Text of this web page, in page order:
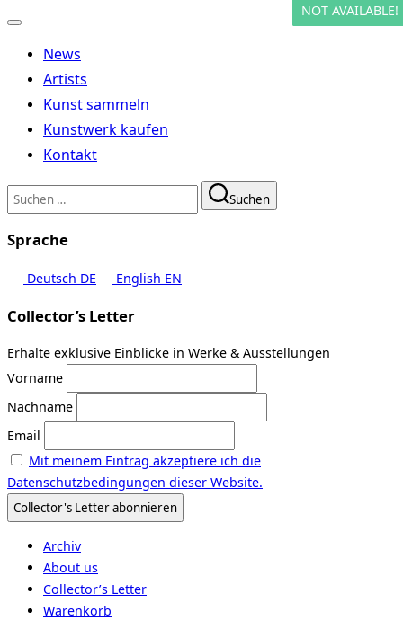
Navigation
umschalten
News
Artists
Kunst sammeln
Kunstwerk kaufen
Kontakt
Suchen
nach:
Suchen
Sprache
Deutsch DE English EN
Collector’s Letter
Erhalte exklusive Einblicke in Werke & Ausstellungen
Vorname
Nachname
Email
Mit meinem Eintrag akzeptiere ich die
Datenschutzbedingungen dieser Website.
Archiv
About us
Collector’s Letter
Warenkorb
NOT AVAILABLE!
NOT AVAILABLE!